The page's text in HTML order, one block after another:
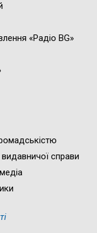
«Радіо BG»
справи